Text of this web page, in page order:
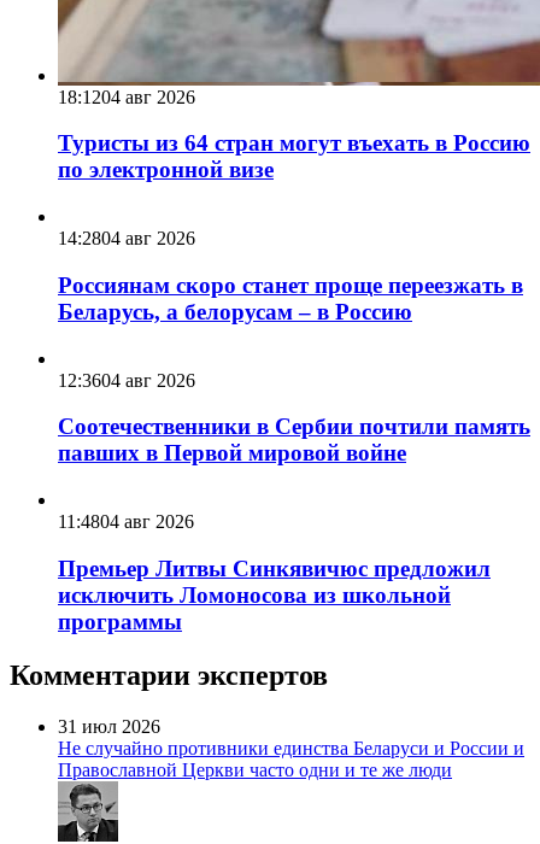
18:1204 авг 2026
Туристы из 64 стран могут въехать в Россию
по электронной визе
14:2804 авг 2026
Россиянам скоро станет проще переезжать в
Беларусь, а белорусам – в Россию
12:3604 авг 2026
Соотечественники в Сербии почтили память
павших в Первой мировой войне
11:4804 авг 2026
Премьер Литвы Синкявичюс предложил
исключить Ломоносова из школьной
программы
Комментарии экспертов
31 июл 2026
Не случайно противники единства Беларуси и России и
Православной Церкви часто одни и те же люди